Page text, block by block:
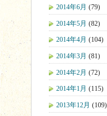
2014年6月 (79)
2014年5月 (82)
2014年4月 (104)
2014年3月 (81)
2014年2月 (72)
2014年1月 (115)
2013年12月 (109)